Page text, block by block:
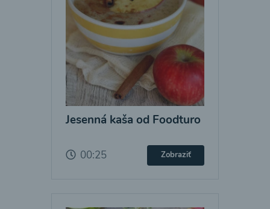
Jesenná kaša od Foodturo
00:25 Zobraziť